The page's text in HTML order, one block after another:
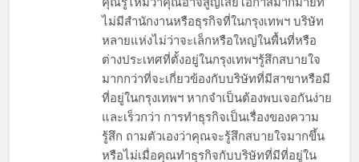
คุณรู้ไหมว่าคุณอาจสูญเสียโอกาสมากมายที่
ไม่มีสำนักงานหรือธุรกิจที่ในกรุงเทพฯ บริษัท
หลายแห่งไม่ว่าจะเล็กหรือใหญ่ในพื้นที่หรือ
ต่างประเทศที่ตั้งอยู่ในกรุงเทพฯรู้สึกสบายใจ
มากกว่าที่จะเกี่ยวข้องกับบริษัทที่มีสาขาหรือมี
ที่อยู่ในกรุงเทพฯ หากจำเป็นต้องพบเจอกันง่าย
และเร็วกว่า การทำธุรกิจเป็นเรื่องของความ
รู้สึก ถามตัวเองว่าคุณจะรู้สึกสบายใจมากขึ้น